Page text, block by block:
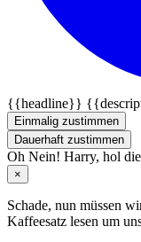
{{headline}}
Einmalig zustimmen
Dauerhaft zustimmen
Oh Nein! Harry, hol
×
Schade, nun müssen
Kaffeesatz lesen um